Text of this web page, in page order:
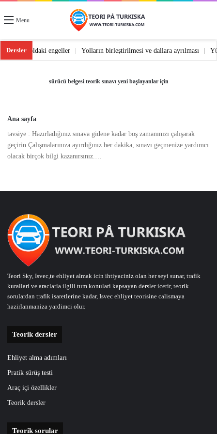
Menu
Dersler
dönüş | Yoldaki engeller Yolların birleştirilmesi ve dallara ayrılması
sürücü belgesi teorik sınavı yeni başlayanlar için
Ana sayfa
tavsiye : Hazırladığınız sınava gidene kadar boş zamanınızı çalışarak
geçirin.Çalışmalarınıza ayırdığınız her dakika, sınavı geçmenize yardımcı
olacak birçok bilgi kazanırsınız.…
Teori Sky, Isvec,te ehliyet almak icin ihtiyaciniz olan her seyi sunar, trafik
kurallari ve araclarla ilgili tum konulari kapsayan dersler icerir, teorik
sorulardan trafik isaretlerine kadar, Isvec ehliyet teorisine calismaya
hazirlanmaniza yardimci olur.
Teorik dersler
Ehliyet alma adımları
Pratik sürüş testi
Araç içi özellikler
Teorik dersler
Teorik sorular